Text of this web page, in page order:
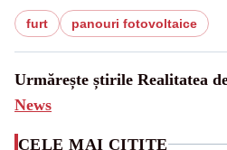
furt panouri fotovoltaice
Urmărește știrile Realitatea
News
CELE MAI CITITE